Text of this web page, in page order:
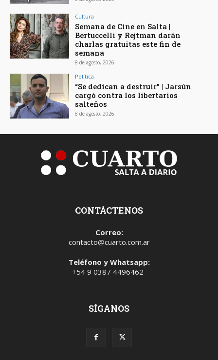
Cultura
Semana de Cine en Salta |
Bertuccelli y Rejtman darán
charlas gratuitas este fin de
semana
8 de agosto, 2026
Política
“Se dedican a destruir” | Jarsún
cargó contra los libertarios
salteños
8 de agosto, 2026
CONTÁCTENOS
Correo:
contacto@cuarto.com.ar
Teléfono y Whatsapp:
+54 9 0387 4496462
SÍGANOS